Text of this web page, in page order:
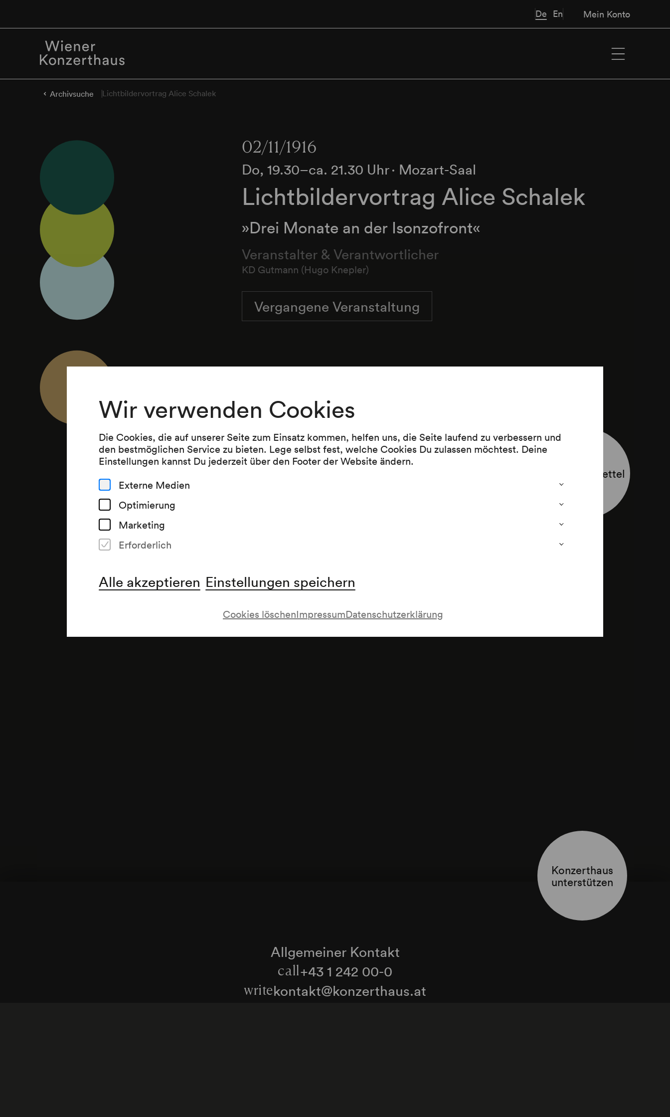
Wir verwenden Cookies
Die Cookies, die auf unserer Seite zum Einsatz kommen, helfen uns, die Seite laufend zu verbessern und
den bestmöglichen Service zu bieten. Lege selbst fest, welche Cookies Du zulassen möchtest. Deine
Einstellungen kannst Du jederzeit über den Footer der Website ändern.
Externe Medien
Optimierung
Marketing
Erforderlich
Alle akzeptieren Einstellungen speichern
Cookies löschenImpressumDatenschutzerklärung
De En Mein Konto
Archivsuche Lichtbildervortrag Alice Schalek
02/11/1916
Do, 19.30–ca. 21.30 Uhr∙ Mozart-Saal
Lichtbildervortrag Alice Schalek
»Drei Monate an der Isonzofront«
Veranstalter & Verantwortlicher
KD Gutmann (Hugo Knepler)
Vergangene Veranstaltung
Programm
»Drei Monate an der Isonzofront«
Programmzettel
Anmerkung
Konzerthaus
unterstützen
Allgemeiner Kontakt
call+43 1 242 00-0
writekontakt@konzerthaus.at